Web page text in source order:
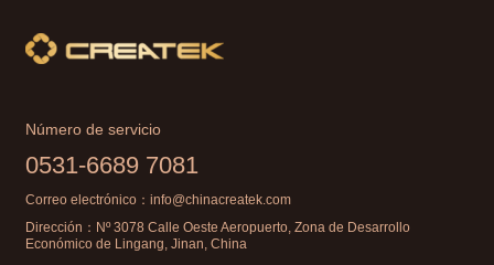
Número de servicio
0531-6689 7081
Correo electrónico：info@chinacreatek.com
Dirección：Nº 3078 Calle Oeste Aeropuerto, Zona de Desarrollo
Económico de Lingang, Jinan, China